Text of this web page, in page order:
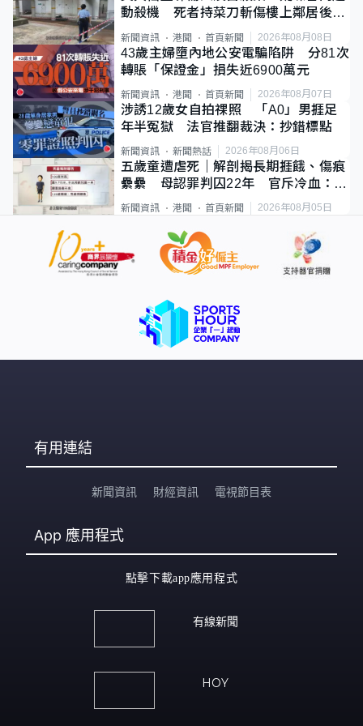
動殺機 死者持菜刀斬傷樓上鄰居後墮
新聞資訊 港聞 首頁新聞 2026年08月08日
43歲主婦墮內地公安電騙陷阱 分81次
轉賬「保證金」損失近6900萬元
新聞資訊 港聞 首頁新聞 2026年08月07日
涉誘12歲女自拍祼照 「A0」男捱足
年半冤獄 法官推翻裁決：抄錯標點
新聞資訊 新聞熱話 2026年08月06日
五歲童遭虐死｜解剖揭長期捱餓、傷痕
纍纍 母認罪判囚22年 官斥冷血：同
類案最惡劣
新聞資訊 港聞 首頁新聞 2026年08月05日
有用連結
新聞資訊 財經資訊 電視節目表
App 應用程式
點擊下載app應用程式
有線新聞
HOY